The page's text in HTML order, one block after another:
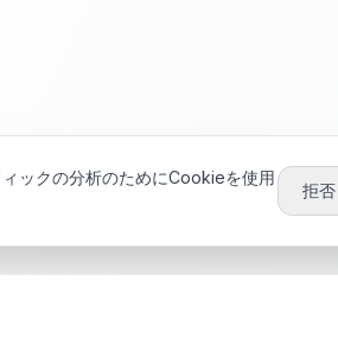
ックの分析のためにCookieを使用
拒否